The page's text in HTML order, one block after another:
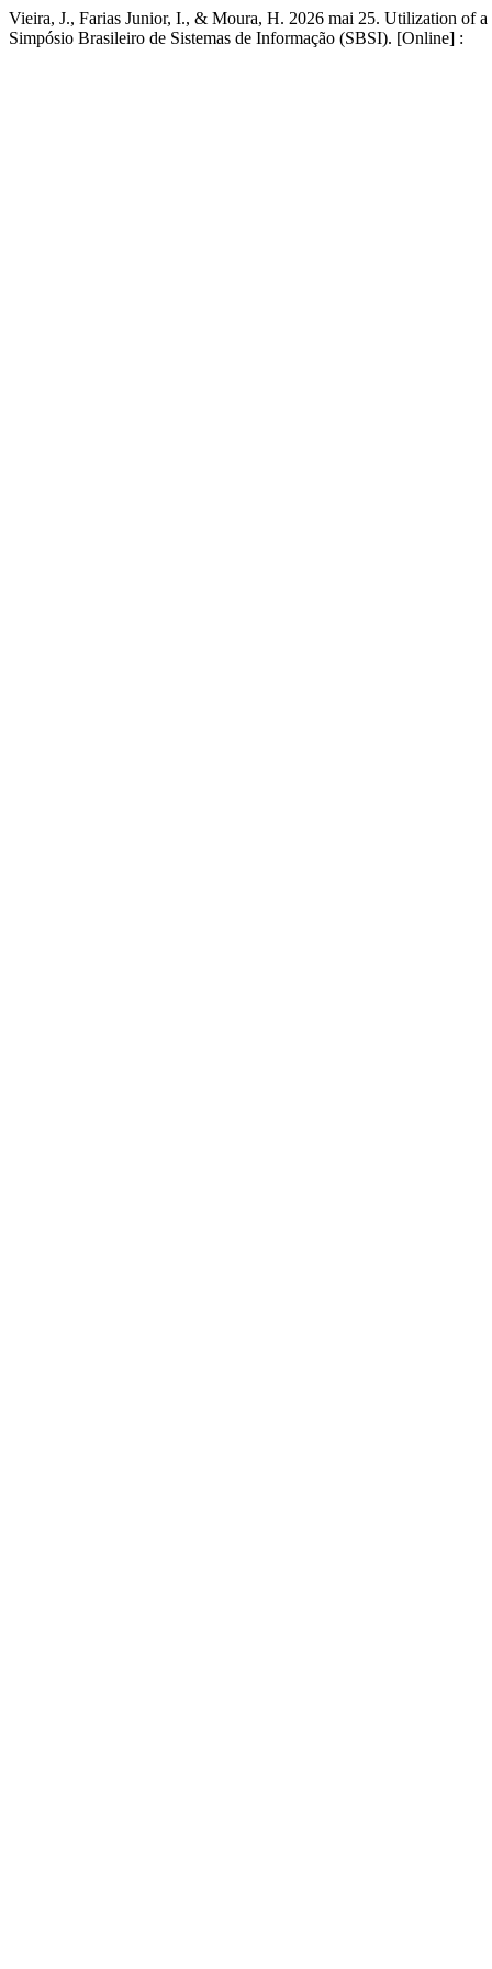
Vieira, J., Farias Junior, I., & Moura, H. 2026 mai 25. Utilization of
Simpósio Brasileiro de Sistemas de Informação (SBSI). [Online] :